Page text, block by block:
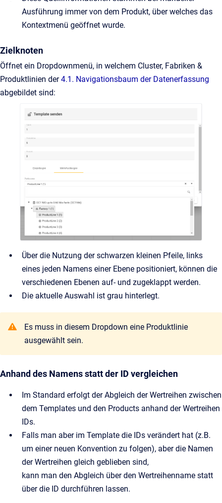
Ausführung immer von dem Produkt, über welches das
Kontextmenü geöffnet wurde.
Zielknoten
Öffnet ein Dropdownmenü, in welchem Cluster, Fabriken &
Produktlinien der4.1. Navigationsbaum der Datenerfassung
abgebildet sind:
Über die Nutzung der schwarzen kleinen Pfeile, links
eines jeden Namens einer Ebene positioniert, können die
verschiedenen Ebenen auf- und zugeklappt werden.
Die aktuelle Auswahl ist grau hinterlegt.
Es muss in diesem Dropdown eine Produktlinie
ausgewählt sein.
Anhand des Namens statt der ID vergleichen
Im Standard erfolgt der Abgleich der Wertreihen zwischen
dem Templates und den Products anhand der Wertreihen
IDs.
Falls man aber im Template die IDs verändert hat (z.B.
um einer neuen Konvention zu folgen), aber die Namen
der Wertreihen gleich geblieben sind,
kann man den Abgleich über den Wertreihenname statt
über die ID durchführen lassen.